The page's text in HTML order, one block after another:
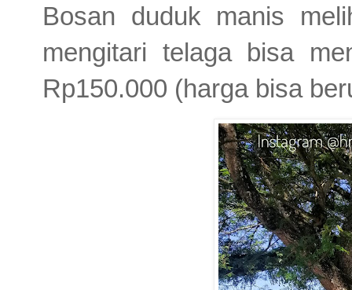
Bosan duduk manis
mengitari telaga bisa
Rp150.000 (harga bisa